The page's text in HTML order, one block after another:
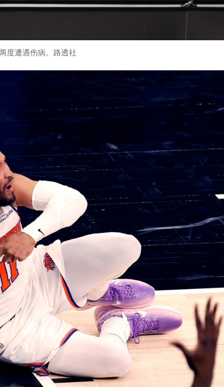
度遭遇伤病。路透社